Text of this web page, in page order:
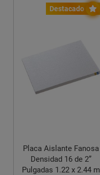
Destacado
Placa Aislante Fanosa
Densidad 16 de 2”
Pulgadas 1.22 x 2.44 m